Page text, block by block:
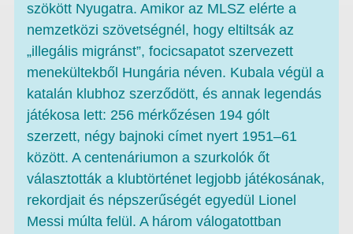
szökött Nyugatra. Amikor az MLSZ elérte a
nemzetközi szövetségnél, hogy eltiltsák az
„illegális migránst”, focicsapatot szervezett
menekültekből Hungária néven. Kubala végül a
katalán klubhoz szerződött, és annak legendás
játékosa lett: 256 mérkőzésen 194 gólt
szerzett, négy bajnoki címet nyert 1951–61
között. A centenáriumon a szurkolók őt
választották a klubtörténet legjobb játékosának,
rekordjait és népszerűségét egyedül Lionel
Messi múlta felül. A három válogatottban